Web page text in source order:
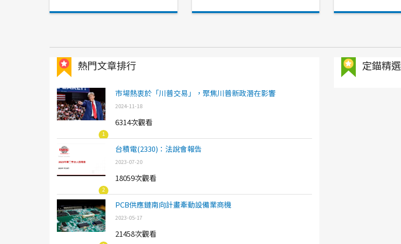
熱門文章排行
1
市場熱衷於「川普交易」，聚焦川普新政潛在影響
2024-11-18
6314次觀看
2
台積電(2330)：法說會報告
2023-07-20
18059次觀看
PCB供應鏈南向計畫牽動設備業商機
2023-05-17
21458次觀看
定錨精